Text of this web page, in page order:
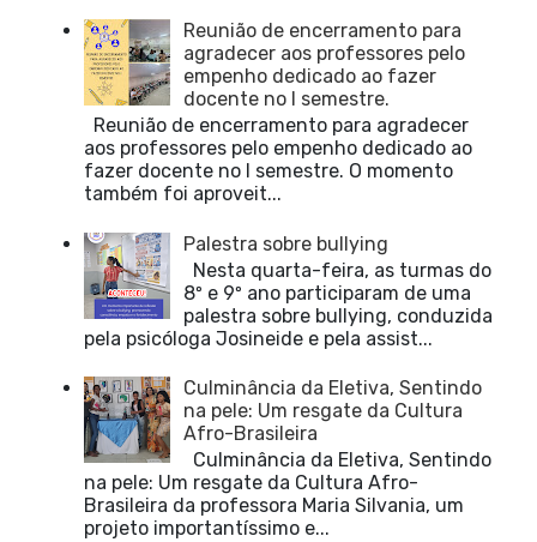
Reunião de encerramento para
agradecer aos professores pelo
empenho dedicado ao fazer
docente no I semestre.
Reunião de encerramento para agradecer
aos professores pelo empenho dedicado ao
fazer docente no I semestre. O momento
também foi aproveit...
Palestra sobre bullying
Nesta quarta-feira, as turmas do
8º e 9º ano participaram de uma
palestra sobre bullying, conduzida
pela psicóloga Josineide e pela assist...
Culminância da Eletiva, Sentindo
na pele: Um resgate da Cultura
Afro-Brasileira
Culminância da Eletiva, Sentindo
na pele: Um resgate da Cultura Afro-
Brasileira da professora Maria Silvania, um
projeto importantíssimo e...